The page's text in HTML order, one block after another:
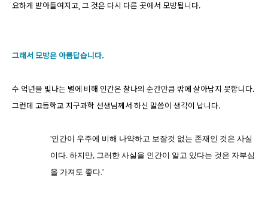
요하게 받아들여지고, 그 것은 다시 다른 곳에서 모방됩니다.
그래서 모방은 아름답습니다.
수 억년을 빛나는 별에 비해 인간은 찰나의 순간만큼 밖에 살아남지 못합니다.
그런데 고등학교 지구과학 선생님께서 하신 말씀이 생각이 납니다.
'인간이 우주에 비해 나약하고 보잘것 없는 존재인 것은 사실
이다. 하지만, 그러한 사실을 인간이 알고 있다는 것은 자부심
을 가져도 좋다.'